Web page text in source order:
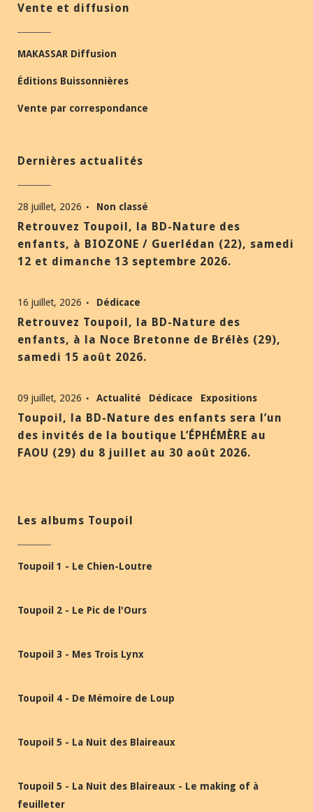
Vente et diffusion
MAKASSAR Diffusion
Éditions Buissonnières
Vente par correspondance
Dernières actualités
28 juillet, 2026 Non classé
Retrouvez Toupoil, la BD-Nature des
enfants, à BIOZONE / Guerlédan (22), samedi
12 et dimanche 13 septembre 2026.
16 juillet, 2026 Dédicace
Retrouvez Toupoil, la BD-Nature des
enfants, à la Noce Bretonne de Brélès (29),
samedi 15 août 2026.
09 juillet, 2026 Actualité Dédicace Expositions
Toupoil, la BD-Nature des enfants sera l’un
des invités de la boutique L’ÉPHÉMÈRE au
FAOU (29) du 8 juillet au 30 août 2026.
Les albums Toupoil
Toupoil 1 - Le Chien-Loutre
Toupoil 2 - Le Pic de l'Ours
Toupoil 3 - Mes Trois Lynx
Toupoil 4 - De Mémoire de Loup
Toupoil 5 - La Nuit des Blaireaux
Toupoil 5 - La Nuit des Blaireaux - Le making of à
feuilleter